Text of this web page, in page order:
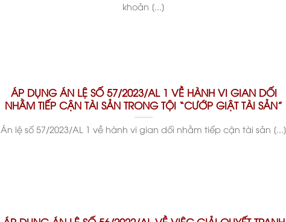
khoản [...]
ÁP DỤNG ÁN LỆ SỐ 57/2023/AL 1 VỀ HÀNH VI GIAN DỐI
NHẰM TIẾP CẬN TÀI SẢN TRONG TỘI “CƯỚP GIẬT TÀI SẢN”
Án lệ số 57/2023/AL 1 về hành vi gian dối nhằm tiếp cận tài sản [...]